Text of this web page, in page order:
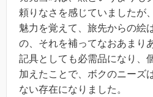
頼りなさを感じていましたが
魅力を覚えて、旅先からの絵
の、それを補ってなおあまり
記具としても必需品になり、
加えたことで、ボクのニーズ
ない存在になりました。